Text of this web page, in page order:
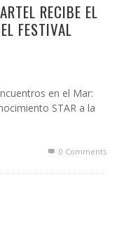
RECIBE EL
FESTIVAL
en el Mar:
STAR a la
0 Comments